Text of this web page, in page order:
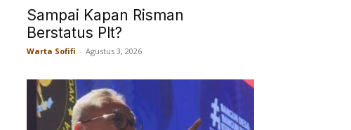
Sampai Kapan Risman
Berstatus Plt?
Warta Sofifi - Agustus 3, 2026